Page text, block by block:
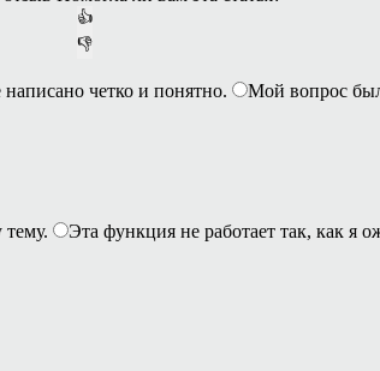
👍
👎
написано четко и понятно. Мой вопрос
тему. Эта функция не работает так, как я